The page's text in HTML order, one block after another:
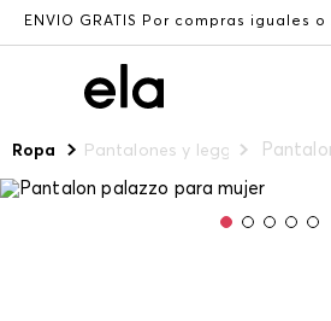
ENVÍO GRATIS Por compras iguales
Ropa Pantalones y leggings